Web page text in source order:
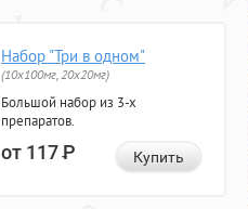
Набор "Три в одном"
(10x100мг, 20x20мг)
Большой набор из 3-х
препаратов.
от 117Р Купить